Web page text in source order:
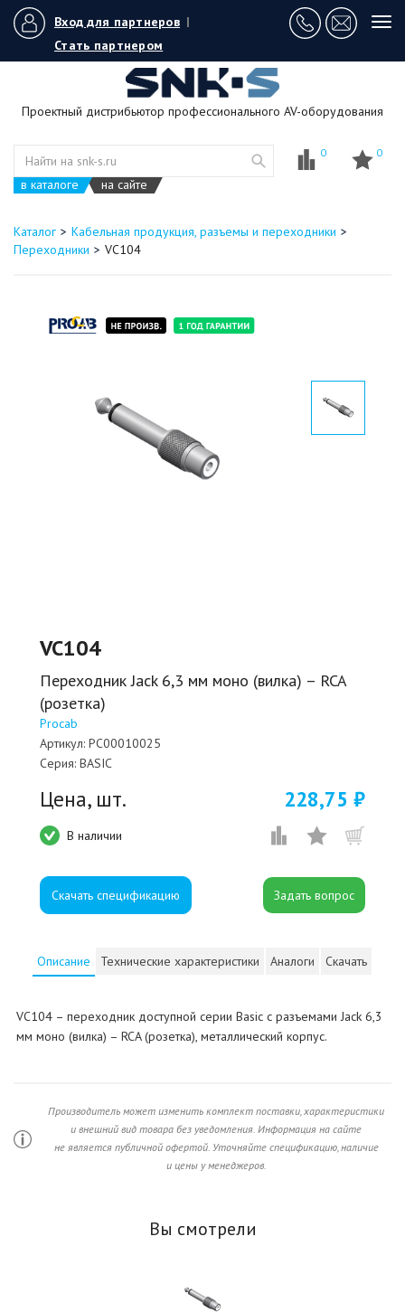
Вход для партнеров |
Стать партнером
Проектный дистрибьютор профессионального AV-оборудования
в каталоге на сайте
0 0
Каталог
Кабельная продукция, разъемы и переходники
Переходники
VC104
VC104
Переходник Jack 6,3 мм моно (вилка) – RCA
(розетка)
Procab
Артикул: PC00010025
Серия: BASIC
Цена, шт. 228,75 ₽
В наличии
Скачать спецификацию
Описание Технические характеристики Аналоги Скачать
VC104 – переходник доступной серии Basic с разъемами Jack 6,3
мм моно (вилка) – RCA (розетка), металлический корпус.
Производитель может изменить комплект поставки, характеристики
и внешний вид товара без уведомления. Информация на сайте
не является публичной офертой. Уточняйте спецификацию, наличие
и цены у менеджеров.
Вы смотрели